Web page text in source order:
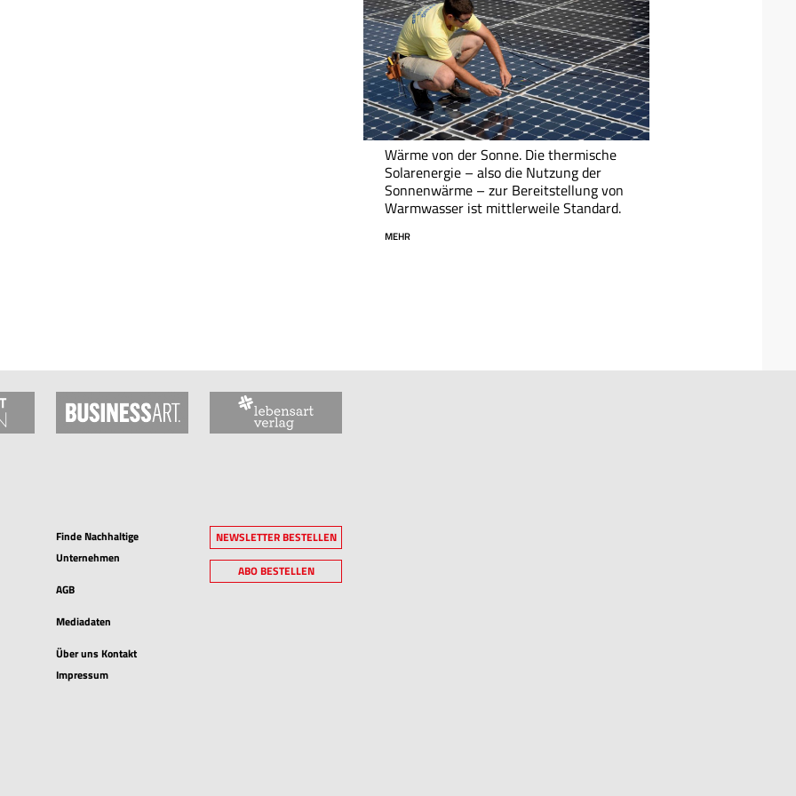
Wärme von der Sonne. Die thermische
Solarenergie – also die Nutzung der
Sonnenwärme – zur Bereitstellung von
Warmwasser ist mittlerweile Standard.
MEHR
Finde Nachhaltige
Unternehmen
AGB
Mediadaten
Über uns Kontakt
Impressum
NEWSLETTER BESTELLEN
ABO BESTELLEN